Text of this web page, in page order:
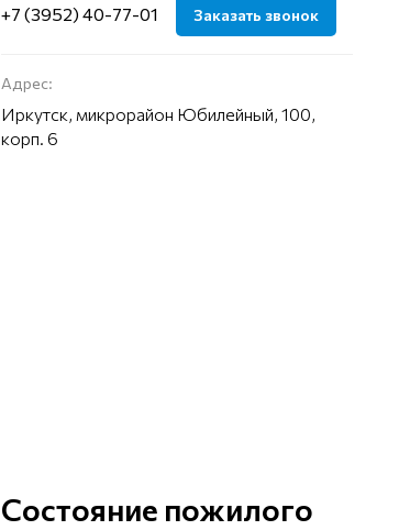
+7 (3952) 40-77-01 Заказать звонок
Адрес:
Иркутск, микрорайон Юбилейный, 100,
корп. 6
Состояние пожилого